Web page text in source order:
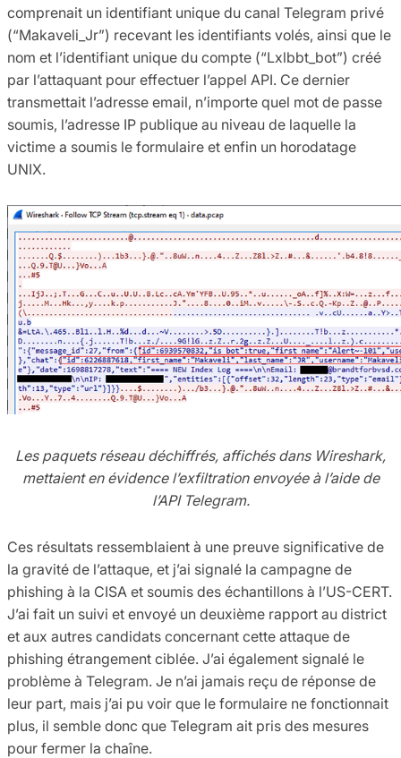
comprenait un identifiant unique du canal Telegram privé
(“Makaveli_Jr”) recevant les identifiants volés, ainsi que le
nom et l’identifiant unique du compte (“Lxlbbt_bot”) créé
par l’attaquant pour effectuer l’appel API. Ce dernier
transmettait l’adresse email, n’importe quel mot de passe
soumis, l’adresse IP publique au niveau de laquelle la
victime a soumis le formulaire et enfin un horodatage
UNIX.
Les paquets réseau déchiffrés, affichés dans Wireshark,
mettaient en évidence l’exfiltration envoyée à l’aide de
l’API Telegram.
Ces résultats ressemblaient à une preuve significative de
la gravité de l’attaque, et j’ai signalé la campagne de
phishing à la CISA et soumis des échantillons à l’US-CERT.
J’ai fait un suivi et envoyé un deuxième rapport au district
et aux autres candidats concernant cette attaque de
phishing étrangement ciblée. J’ai également signalé le
problème à Telegram. Je n’ai jamais reçu de réponse de
leur part, mais j’ai pu voir que le formulaire ne fonctionnait
plus, il semble donc que Telegram ait pris des mesures
pour fermer la chaîne.